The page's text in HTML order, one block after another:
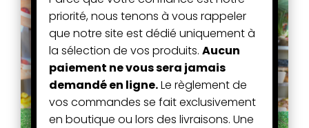
priorité, nous tenons à vous rappeler
que notre site est dédié uniquement à
la sélection de vos produits. Aucun
paiement ne vous sera jamais
demandé en ligne.Le règlement de
vos commandes se fait exclusivement
en boutique ou lors des livraisons. Une